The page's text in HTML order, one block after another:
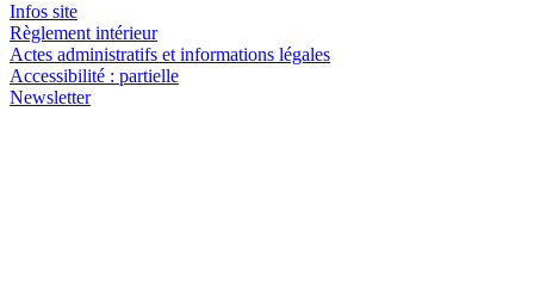
Infos site
Règlement intérieur
Actes administratifs et informations légales
Accessibilité : partielle
Newsletter